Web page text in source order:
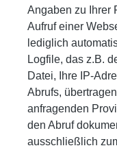
Angaben zu Ihrer
Aufruf einer
lediglich
Logfile, das z.B.
Datei, Ihre IP-
Abrufs,
anfragenden
den Abruf
ausschließlich